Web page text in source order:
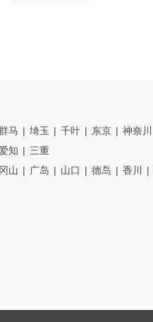
马 埼玉 千叶 东京
神奈川
爱知
三重
冈山 广岛 山口 德岛 香川